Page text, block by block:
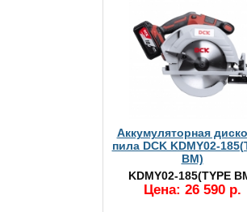
Аккумуляторная
пила DCK KDMY02-
BM)
KDMY02-185(TYPE
Цена: 26 590 р.